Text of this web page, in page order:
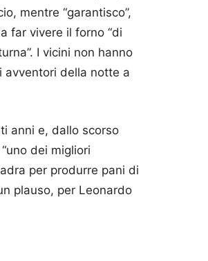
mentre “garantisco”,
far vivere il forno “di
I vicini non hanno
avventori della notte a
anni e, dallo scorso
dei migliori
per produrre pani di
plauso, per Leonardo